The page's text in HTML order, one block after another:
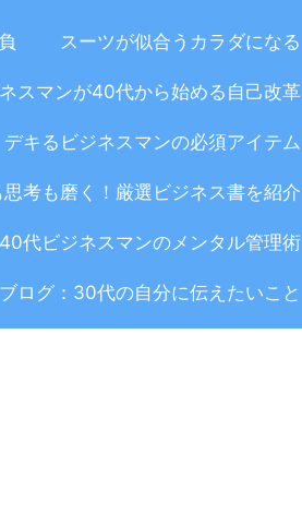
スーツが似合うカラダになる
スマンが40代から始める自己改革
デキるビジネスマンの必須アイテム
考も磨く！厳選ビジネス書を紹介
40代ビジネスマンのメンタル管理術
ブログ：30代の自分に伝えたいこと